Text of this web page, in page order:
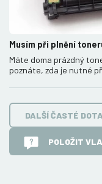
Musím při plnění
Máte doma prázdný
poznáte, zda je nutné
DALŠÍ ČASTÉ
POLOŽIT